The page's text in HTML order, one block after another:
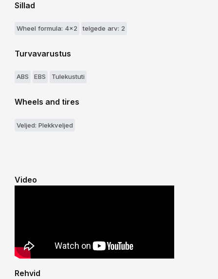
Sillad
Wheel formula: 4x2 telgede arv: 2
Turvavarustus
ABS EBS Tulekustuti
Wheels and tires
Veljed: Plekkveljed
Video
Rehvid